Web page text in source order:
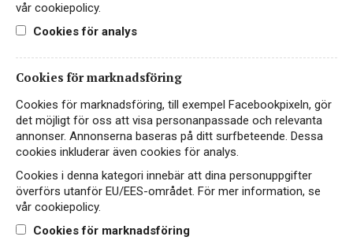
Ludwig Bergh 100%
klimatkompenserade
viner
Vin från Toscana
vår cookiepolicy.
Cookies för analys
Cookies för marknadsföring
Cookies för marknadsföring, till exempel Facebookpixeln, gör
det möjligt för oss att visa personanpassade och relevanta
annonser. Annonserna baseras på ditt surfbeteende. Dessa
cookies inkluderar även cookies för analys.
Cookies i denna kategori innebär att dina personuppgifter
överförs utanför EU/EES-området. För mer information, se
vår cookiepolicy.
Cookies för marknadsföring